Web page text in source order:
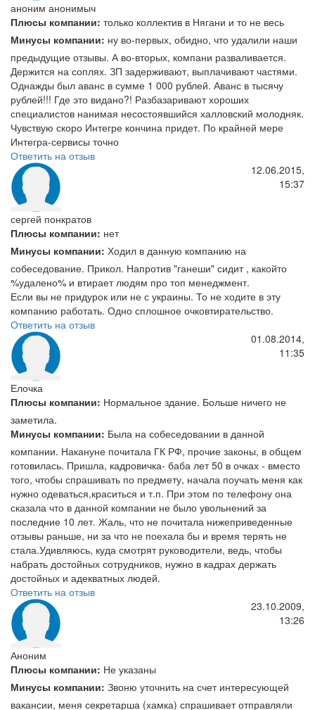
аноним анонимыч
Плюсы компании: только коллектив в Нягани и то не весь
Минусы компании: ну во-первых, обидно, что удалили наши
предыдущие отзывы. А во-вторых, компани разваливается.
Держится на соплях. ЗП задерживают, выплачивают частями.
Однажды был аванс в сумме 1 000 рублей. Аванс в тысячу
рублей!!! Где это видано?! Разбазаривают хороших
специалистов нанимая несостоявшийся халловский молодняк.
Чувствую скоро Интегре кончина придет. По крайней мере
Интегра-сервисы точно
Ответить на отзыв
сергей понкратов
12.06.2015,
15:37
Плюсы компании: нет
Минусы компании: Ходил в данную компанию на
собеседование. Прикол. Напротив "ганеши" сидит , какойто
%удалено% и втирает людям про топ менеджмент.
Если вы не придурок или не с украины. То не ходите в эту
компанию работать. Одно сплошное очковтирательство.
Ответить на отзыв
Елочка
01.08.2014,
11:35
Плюсы компании: Нормальное здание. Больше ничего не
заметила.
Минусы компании: Была на собеседовании в данной
компании. Накануне почитала ГК РФ, прочие законы, в общем
готовилась. Пришла, кадровичка- баба лет 50 в очках - вместо
того, чтобы спрашивать по предмету, начала поучать меня как
нужно одеваться,краситься и т.п. При этом по телефону она
сказала что в данной компании не было увольнений за
последние 10 лет. Жаль, что не почитала нижеприведенные
отзывы раньше, ни за что не поехала бы и время терять не
стала.Удивляюсь, куда смотрят руководители, ведь, чтобы
набрать достойных сотрудников, нужно в кадрах держать
достойных и адекватных людей.
Ответить на отзыв
Аноним
23.10.2009,
13:26
Плюсы компании: Не указаны
Минусы компании: Звоню уточнить на счет интересующей
вакансии, меня секретарша (хамка) спрашивает отправляли